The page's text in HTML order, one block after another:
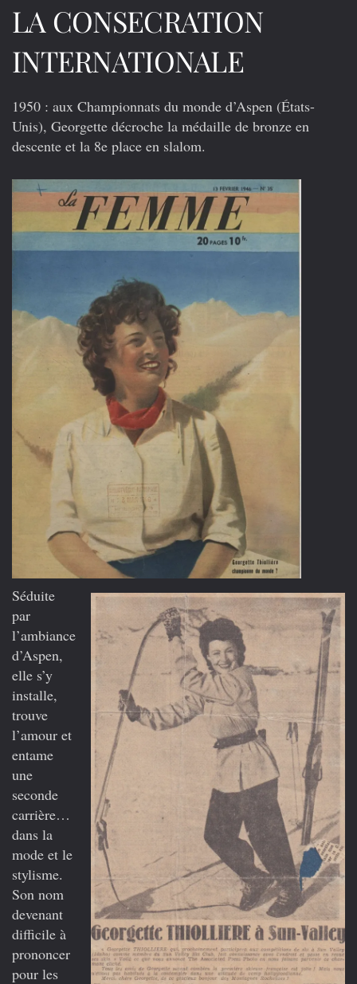
LA CONSECRATION
INTERNATIONALE
1950 : aux Championnats du monde d’Aspen (États-
Unis), Georgette décroche la médaille de bronze en
descente et la 8e place en slalom.
Séduite
par
l’ambiance
d’Aspen,
elle s’y
installe,
trouve
l’amour et
entame
une
seconde
carrière…
dans la
mode et le
stylisme.
Son nom
devenant
difficile à
prononcer
pour les